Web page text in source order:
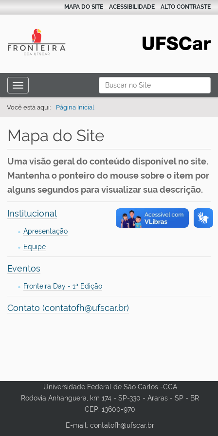
Busca
Busca Avançada…
MAPA DO SITE ACESSIBILIDADE ALTO CONTRASTE
Toggle navigation
Você está aqui: Página Inicial
Mapa do Site
Uma visão geral do conteúdo disponível no site.
Mantenha o ponteiro do mouse sobre o item por
alguns segundos para visualizar sua descrição.
Institucional
Apresentação
Equipe
Eventos
Fronteira Day - 1ª Edição
Contato (contatofh@ufscar.br)
Universidade Federal de São Carlos -CCA
Rodovia Anhanguera, km 174 - SP-330 - Araras - SP - BR
CEP: 13600-970
E-mail: contatofh@ufscar.br